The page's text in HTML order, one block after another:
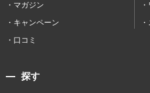
マガジン
キャンペーン
口コミ
探す